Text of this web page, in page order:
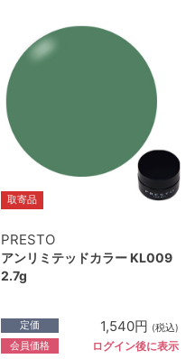
取寄品
PRESTO
アンリミテッドカラー KL009
2.7g
定価 1,540円 (税込)
会員価格 ログイン後に表示